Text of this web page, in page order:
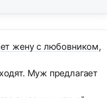
жену с любовником,
Муж предлагает